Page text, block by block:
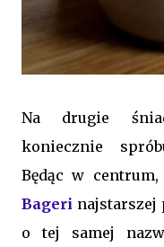
Na drugie
koniecznie
Będąc w
Bageri
o tej samej